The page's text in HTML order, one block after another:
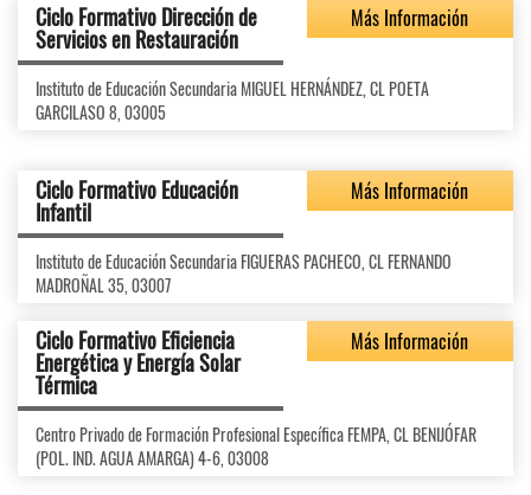
Ciclo Formativo Dirección de
Servicios en Restauración
Más Información
Instituto de Educación Secundaria MIGUEL HERNÁNDEZ, CL POETA
GARCILASO 8, 03005
Ciclo Formativo Educación
Infantil
Más Información
Instituto de Educación Secundaria FIGUERAS PACHECO, CL FERNANDO
MADROÑAL 35, 03007
Ciclo Formativo Eficiencia
Energética y Energía Solar
Térmica
Más Información
Centro Privado de Formación Profesional Específica FEMPA, CL BENIJÓFAR
(POL. IND. AGUA AMARGA) 4-6, 03008